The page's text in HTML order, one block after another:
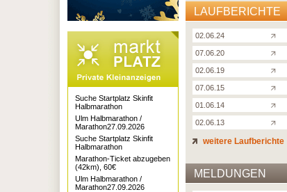
LAUFBERICHTE
02.06.24
07.06.20
02.06.19
07.06.15
01.06.14
02.06.13
weitere Laufberichte
MELDUNGEN
Suche Startplatz Skinfit
Halbmarathon
Ulm Halbmarathon /
Marathon27.09.2026
Suche Startplatz Skinfit
Halbmarathon
Marathon-Ticket abzugeben
(42km), 60€
Ulm Halbmarathon /
Marathon27.09.2026